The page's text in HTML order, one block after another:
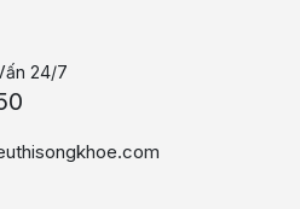
24/7